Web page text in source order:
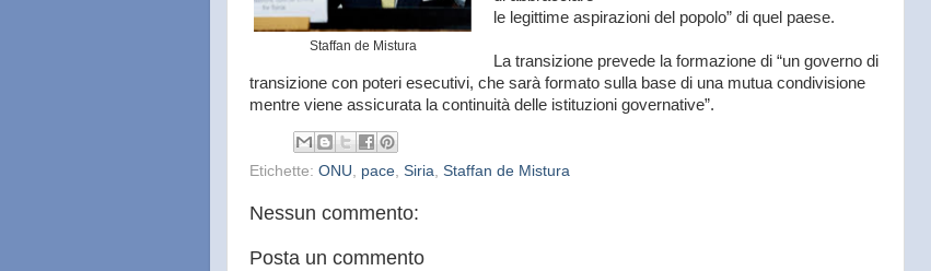
Staffan de Mistura
le legittime aspirazioni del popolo” di quel paese.
La transizione prevede la formazione di “un governo di
transizione con poteri esecutivi, che sarà formato sulla base di una mutua condivisione
mentre viene assicurata la continuità delle istituzioni governative”.
Etichette: ONU pace Siria Staffan de Mistura
Nessun commento:
Posta un commento